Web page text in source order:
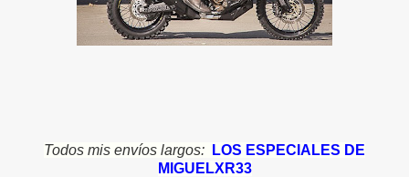
Todos mis envíos largos:
LOS ESPECIALES DE
MIGUELXR33